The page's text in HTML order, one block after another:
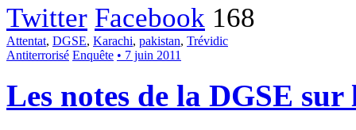
Twitter Facebook 168
Attentat, DGSE, Karachi, pakistan, Trévidic
Antiterrorisé Enquête • 7 juin 2011
Les notes de la DGSE